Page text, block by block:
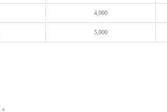
4,000
5,000
。